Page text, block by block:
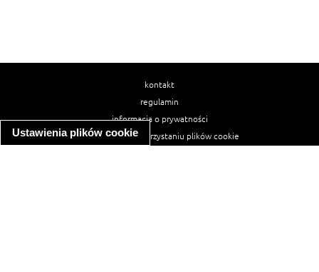
Ustawienia plików cookie
kontakt
regulamin
informacja o prywatności
informacja o wykorzystaniu plików cookie